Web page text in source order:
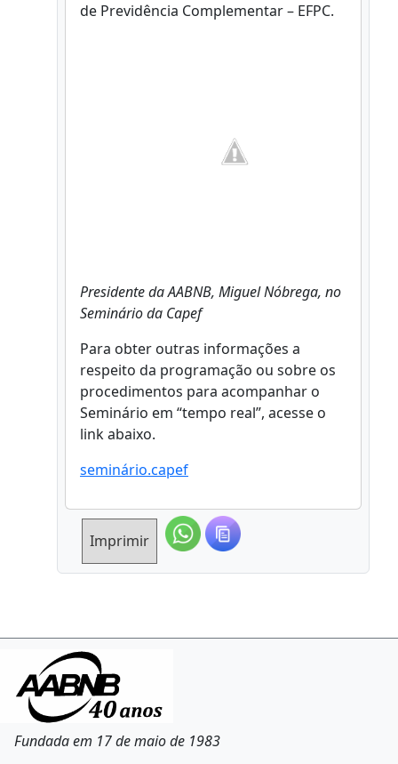
de Previdência Complementar – EFPC.
Presidente da AABNB, Miguel Nóbrega, no
Seminário da Capef
Para obter outras informações a
respeito da programação ou sobre os
procedimentos para acompanhar o
Seminário em “tempo real”, acesse o
link abaixo.
seminário.capef
Imprimir
Fundada em 17 de maio de 1983